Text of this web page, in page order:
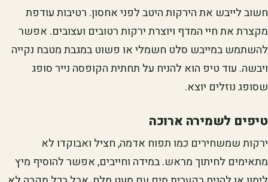
חשוב לייבש את הירקות היטב לפני אחסון. רטיבות עודפת
מקצרת את חיי המדף ויוצרת ירקות רטובים ועצובים. אפשר
להשתמש במייבש סלט חשמלי או פשוט במגבת מטבח נקייה
ויבשה. עוד טיפ הוא להניח על תחתית הקופסה נייר סופג
שסופג נוזלים יוצא.
טיפים לשמירה ארוכה
ירקות שמשחירים כמו תפוח אדמה, חציל ואבוקדו לא
מתאימים לחיתוך מראש. במידה וחייבים, אפשר להוסיף מיץ